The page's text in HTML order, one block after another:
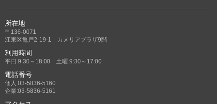
所在地
〒136-0071
江東区亀戸2-19-1 カメリアプラザ9階
利用時間
平日 9:30～18:00 土曜 9:30～17:00
電話番号
個人:03-5836-5160
企業:03-5836-5161